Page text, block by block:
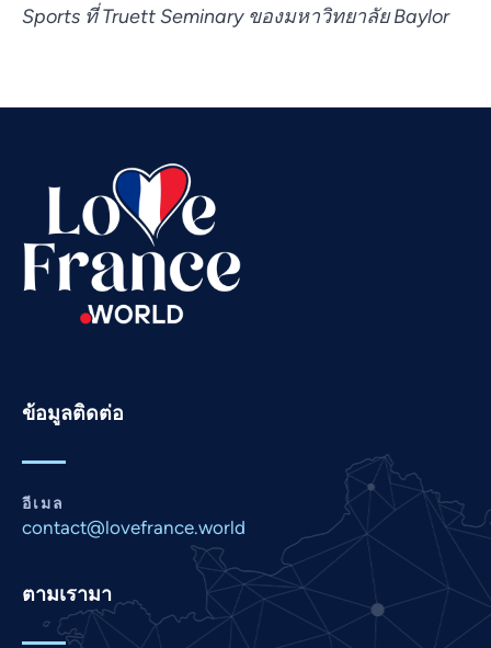
Sports ที่ Truett Seminary ของมหาวิทยาลัย Baylor
ข้อมูลติดต่อ
อีเมล
contact@lovefrance.world
ตามเรามา Kannada
Korean
Malay
Marathi
Urdu